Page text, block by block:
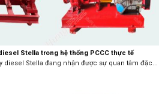
Stella trong hệ thống PCCC thực tế
diesel Stella đang nhận được sự quan tâm đặc...